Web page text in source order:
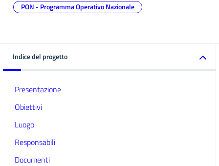
PON - Programma Operativo Nazionale
Indice del progetto
Presentazione
Obiettivi
Luogo
Responsabili
Documenti